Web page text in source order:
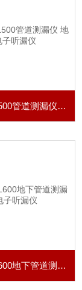
PQWT-CL500管道测漏仪 地下电子听漏仪
PQWT-CL600地下管道测漏仪 电子听漏仪